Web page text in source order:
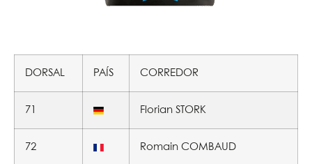
DORSAL PAÍS CORREDOR
71 Florian STORK
72 Romain COMBAUD